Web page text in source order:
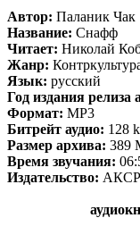
Автор: Паланик Чак
Название: Снафф
Читает: Николай
Жанр:
Язык: русский
Год издания релиза
Формат: MP3
Битрейт аудио: 128
Размер архива: 389
Время звучания:
Издательство: АКСР